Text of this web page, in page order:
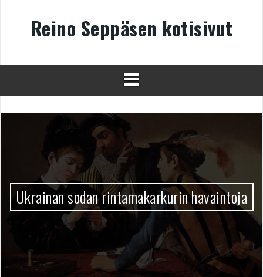
Reino Seppäsen kotisivut
Ukrainan sodan rintamakarkurin havaintoja